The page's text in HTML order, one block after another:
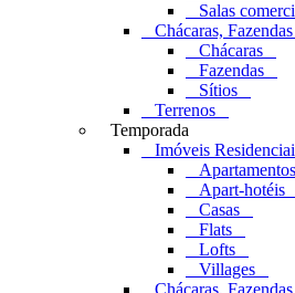
Salas
Chácaras,
Chácaras
Fazendas
Sítios
Terrenos
Temporada
Imóveis
Apart-hotéis
Casas
Flats
Lofts
Villages
Chácaras,